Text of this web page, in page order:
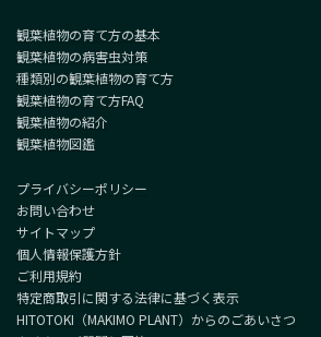
観葉植物の育て方の基本
観葉植物の病害虫対策
種類別の観葉植物の育て方
観葉植物の育て方FAQ
観葉植物の紹介
観葉植物図鑑
プライバシーポリシー
お問い合わせ
サイトマップ
個人情報保護方針
ご利用規約
特定商取引に関する法律に基づく表示
HITOTOKI（MAKIMO PLANT）からのごあいさつ